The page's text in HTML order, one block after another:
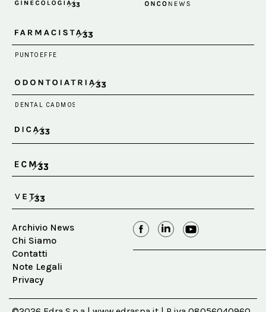
Archivio News
Chi Siamo
Contatti
Note Legali
Privacy